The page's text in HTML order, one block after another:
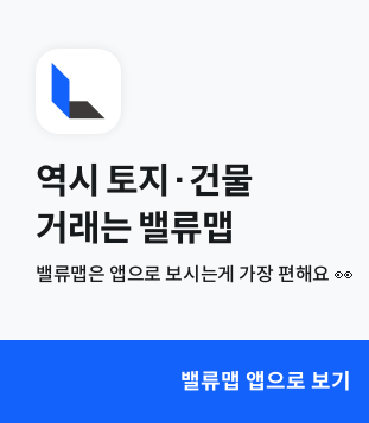
역시 토지·건물
거래는 밸류맵
밸류맵은 앱으로 보시는게 가장 편해요 👀
밸류맵 앱으로 보기